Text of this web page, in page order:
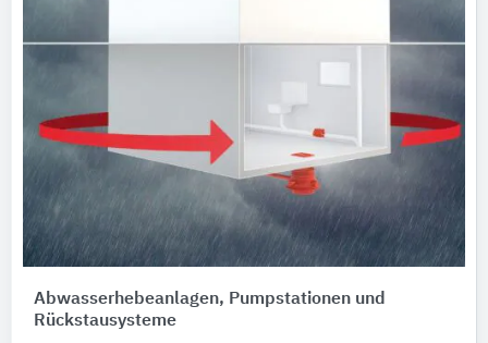
Abwasserhebeanlagen, Pumpstationen und
Rückstausysteme